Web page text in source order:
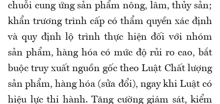
chuỗi cung ứng sản phẩm nông, lâm, thủy sản;
khẩn trương trình cấp có thẩm quyền xác định
và quy định lộ trình thực hiện đối với nhóm
sản phẩm, hàng hóa có mức độ rủi ro cao, bắt
buộc truy xuất nguồn gốc theo Luật Chất lượng
sản phẩm, hàng hóa (sửa đổi), ngay khi Luật có
hiệu lực thi hành. Tăng cường giám sát, kiểm